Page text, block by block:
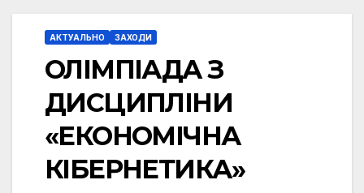
АКТУАЛЬНО ЗАХОДИ
ОЛІМПІАДА З
ДИСЦИПЛІНИ
«ЕКОНОМІЧНА
КІБЕРНЕТИКА»